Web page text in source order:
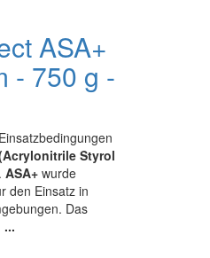
ASA+
- 750 g -
Styrol
ASA+wurde
den Einsatz in
Das
...